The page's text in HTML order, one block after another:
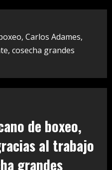
Carlos Adames,
cosecha grandes
de boxeo,
al trabajo
grandes